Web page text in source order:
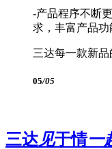
-产品程序不断
求，丰富产品功
三达每一款新品
05/05
三达见于情一